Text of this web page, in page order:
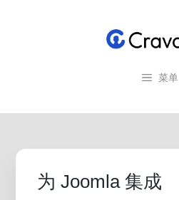
菜单
为 Joomla 集成